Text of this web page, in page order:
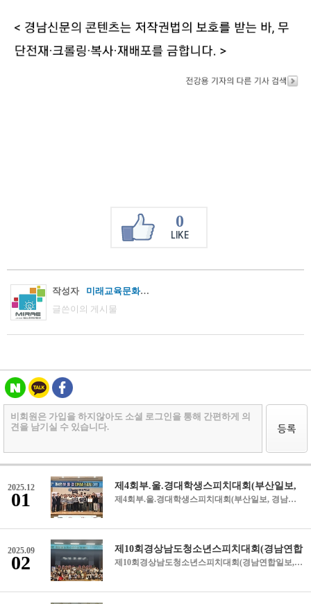
0
LIKE
작성자
미래교육문화진흥원
글쓴이의 게시물
2025.12
01 제4회부.울.경대학생스피치대회(부산일보, 경남연합일보, CNB국회방송, 경남도민일보, 뉴시스, 최신뉴스) 부산일보 https://n.news.naver.com/article/082/0001355533?sid=102 경남연합일보 https://www.gnynews.co.kr/news/articleView.html?idxno=453836 CNB국회방송 http://www.ecnb.co.kr/article.php?aid=176389619689385001 경남도민일보 https://www.idomin.com/news/articleView.html?idxno=950870 뉴시스 https://www.newsis.com/view/NISX20251123_0003413467 최신뉴스 https://www.newfilenews.com/news/articleView.html?idxno=13500
2025.09
02 제10회경상남도청소년스피치대회(경남연합일보,경남도민일보,쿠키뉴스,경남신문,CNB국회방송) https://www.gnynews.co.kr/news/articleView.html?idxno=449214(경남연합일보) https://www.idomin.com/news/articleView.html?idxno=945323(경남도민일보) https://www.kukinews.com/article/view/kuk202508310001(쿠키뉴스) https://m.knnews.co.kr/mView.php?idxno=1469295&amp;gubun=human(경남신문) http://www.ecnb.co.kr/article.php?aid=175660521886430001(CNB국회방송) (링크가 열리지 않으면 블로그 방문하시면 됩니다^^)